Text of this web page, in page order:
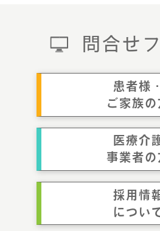
問合せ
患者様・
ご家族の
医療介
事業者の
採用情
につい